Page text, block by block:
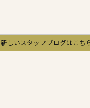
新しいスタッフブログはこち